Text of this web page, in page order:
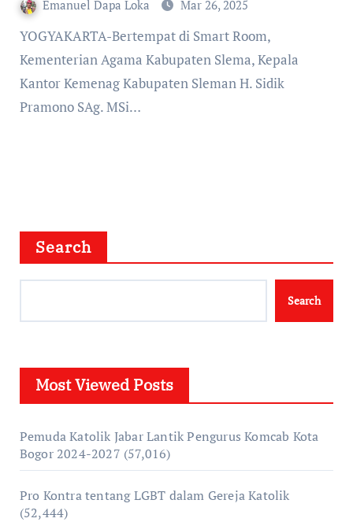
Emanuel Dapa Loka Mar 26, 2025
YOGYAKARTA-Bertempat di Smart Room,
Kementerian Agama Kabupaten Slema, Kepala
Kantor Kemenag Kabupaten Sleman H. Sidik
Pramono SAg. MSi…
Search
Search
Most Viewed Posts
Pemuda Katolik Jabar Lantik Pengurus Komcab Kota
Bogor 2024-2027 (57,016)
Pro Kontra tentang LGBT dalam Gereja Katolik
(52,444)